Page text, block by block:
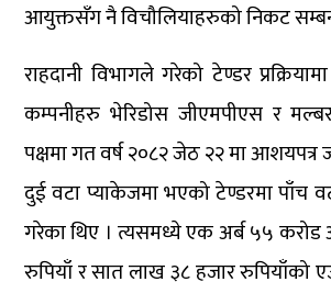
आयुक्तसँग नै विचौलियाहरुको निकट
राहदानी विभागले गरेको टेण्डर
कम्पनीहरु भेरिडोस जीएमपीएस र
पक्षमा गत वर्ष २०८२ जेठ २२ मा आशयपत्र
दुई वटा प्याकेजमा भएको टेण्डरमा पाँच
गरेका थिए । त्यसमध्ये एक अर्ब ५५
रुपियाँ र सात लाख ३८ हजार रुपियाँको